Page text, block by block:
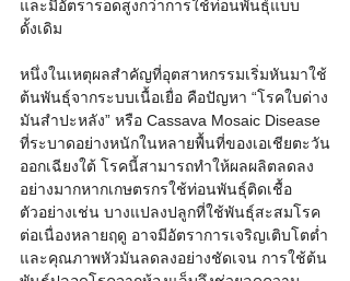
และมีอัตรารอดสูงกว่าการใช้ท่อนพันธุ์แบบ
ดั้งเดิม
หนึ่งในเหตุผลสำคัญที่อุตสาหกรรมเริ่มหันมาใช้
ต้นพันธุ์จากระบบเนื้อเยื่อ คือปัญหา “โรคใบด่าง
มันสำปะหลัง” หรือ Cassava Mosaic Disease
ที่ระบาดอย่างหนักในหลายพื้นที่ของเอเชียตะวัน
ออกเฉียงใต้ โรคนี้สามารถทำให้ผลผลิตลดลง
อย่างมากหากเกษตรกรใช้ท่อนพันธุ์ติดเชื้อ
ตัวอย่างเช่น บางแปลงปลูกที่ใช้พันธุ์สะสมโรค
ต่อเนื่องหลายฤดู อาจมีอัตราการเจริญเติบโตต่ำ
และคุณภาพหัวมันลดลงอย่างชัดเจน การใช้ต้น